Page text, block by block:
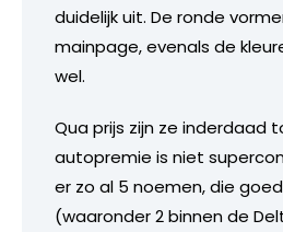
duidelijk uit. De ronde
mainpage, evenals de
wel.
Qua prijs zijn ze inderdaad
autopremie is niet
er zo al 5 noemen, die
(waaronder 2 binnen de